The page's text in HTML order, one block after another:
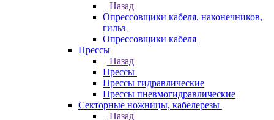
Назад
Опрессовщики кабеля, наконечников,
гильз
Опрессовщики кабеля
Прессы
Назад
Прессы
Прессы гидравлические
Прессы пневмогидравлические
Секторные ножницы, кабелерезы
Назад